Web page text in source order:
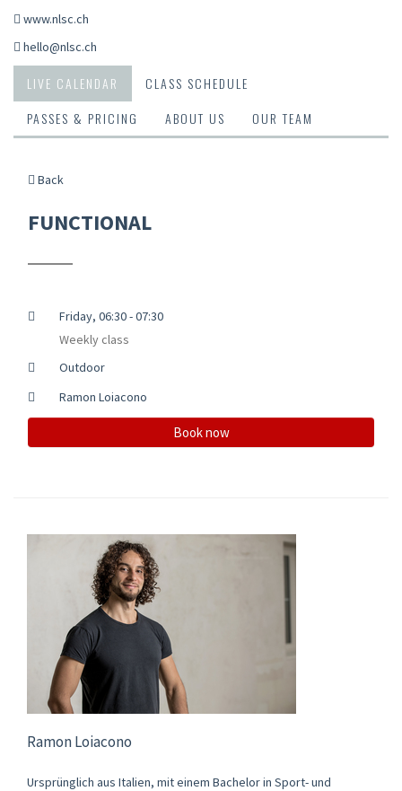
www.nlsc.ch
hello@nlsc.ch
LIVE CALENDAR
CLASS SCHEDULE
PASSES & PRICING
ABOUT US OUR TEAM
Back
FUNCTIONAL
Friday, 06:30 - 07:30
Weekly class
Outdoor
Ramon Loiacono
Book now
Ramon Loiacono
Ursprünglich aus Italien, mit einem Bachelor in Sport- und